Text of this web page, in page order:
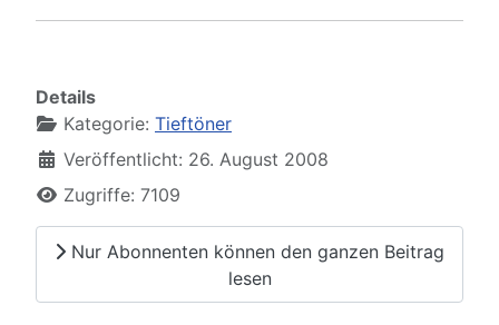
Details
Kategorie: Tieftöner
Veröffentlicht: 26. August 2008
Zugriffe: 7109
Nur Abonnenten können den ganzen Beitrag
lesen